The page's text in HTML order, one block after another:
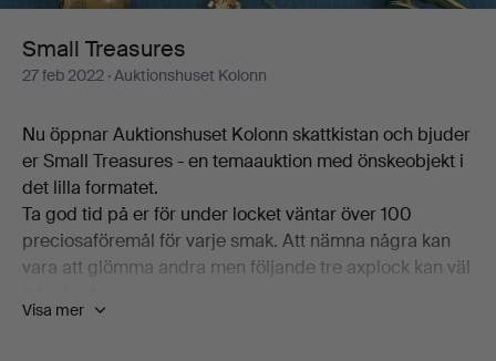
Small Treasures
27 feb 2022 · Auktionshuset Kolonn
Nu öppnar Auktionshuset Kolonn skattkistan och bjuder
er Small Treasures - en temaauktion med önskeobjekt i
det lilla formatet.
Ta god tid på er för under locket väntar över 100
preciosaföremål för varje smak. Att nämna några kan
vara att glömma andra men följande tre axplock kan väl
Modernast är Olof Sundborgs ask med skjutlock, en
Visa mer